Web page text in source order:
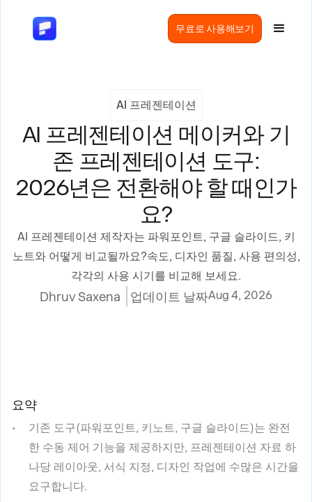
무료로 사용해보기
AI 프레젠테이션
AI 프레젠테이션 메이커와 기
존 프레젠테이션 도구:
2026년은 전환해야 할 때인가
요?
AI 프레젠테이션 제작자는 파워포인트, 구글 슬라이드, 키
노트와 어떻게 비교될까요?속도, 디자인 품질, 사용 편의성,
각각의 사용 시기를 비교해 보세요.
Dhruv Saxena 업데이트 날짜Aug 4, 2026
요약
기존 도구(파워포인트, 키노트, 구글 슬라이드)는 완전
한 수동 제어 기능을 제공하지만, 프레젠테이션 자료 하
나당 레이아웃, 서식 지정, 디자인 작업에 수많은 시간을
요구합니다.